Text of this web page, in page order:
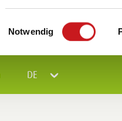
Einwilligungsauswahl
Notwendig
DE